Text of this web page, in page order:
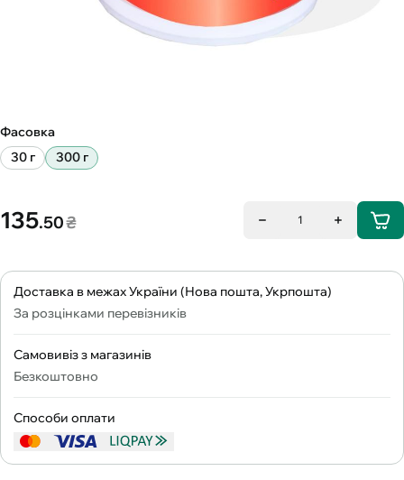
Фасовка
30 г
300 г
135.50₴ 1
Доставка в межах України (Нова пошта, Укрпошта)
За розцінками перевізників
Самовивіз з магазинів
Безкоштовно
Способи оплати